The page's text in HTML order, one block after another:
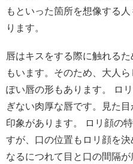
もといった箇所を想像する
ります。
唇はキスをする際に触れる
もいます。そのため、大人
ぽい唇の形もあります。 ロ
ぎない肉厚な唇です。見た
印象があります。 ロリ顔の
すが、口の位置もロリ顔を
なるにつれて目と口の間隔